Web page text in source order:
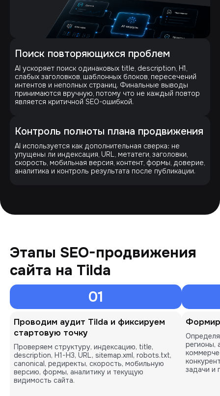
Поиск повторяющихся проблем
AI ускоряет поиск одинаковых title, description, H1,
слабых заголовков, шаблонных блоков, пересечений
интентов и неполных страниц. Финальные выводы
принимаются вручную, потому что не каждый повтор
является критичной SEO-ошибкой.
Контроль полноты плана продвижения
AI используется как дополнительная сверка: не
упущены ли индексация, URL, метатеги, заголовки,
скорость, мобильная версия, контент, формы, доверие,
аналитика и контроль результата после публикации.
Этапы SEO-продвижения
сайта на Tilda
01
Проводим аудит Tilda и фиксируем
стартовую точку
Проверяем структуру, индексацию, title,
description, H1-H3, URL, sitemap.xml, robots.txt,
canonical, редиректы, скорость, мобильную
версию, формы, аналитику и текущую
видимость сайта.
регионы,
задачи и